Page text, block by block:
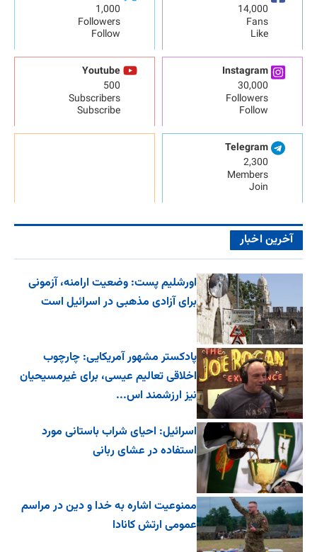
14,000
Fans
Like
1,000
Followers
Follow
Instagram
30,000
Followers
Follow
Youtube
500
Subscribers
Subscribe
Telegram
2,300
Members
Join
آخرین اخبار
اورشلیم پست: وضعیت ارامنه، آزمونی
برای آزادی مذهبی در اسرائیل است
پادکستر مشهور آمریکایی: چارچوب
اخلاقی تعالیم عیسی، برای غیرمسیحیان
نیز ارزشمند اس...
اسرائیل: احیای شراب باستانی مورد
استفاده در عشای ربانی
ممنوعیت اشاره به خدا و دین در مراسم
عمومی ارتش کانادا